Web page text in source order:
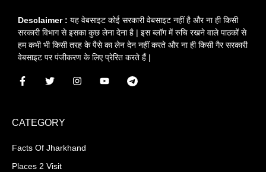
Desclaimer : यह वेबसाइट कोई सरकारी वेबसाइट नहीं है और ना ही किसी
सरकारी विभाग से इसका कुछ लेना देना है | इस ब्लॉग में रुचि रखने वाले पाठकों से
हम कभी भी किसी तरह के पैसे का लेन देन नहीं करते और ना ही किसी गैर सरकारी
वेबसाइट पर पंजीकरण के लिए प्रेरित करते हैं |
CATEGORY
Facts Of Jharkhand
Places 2 Visit